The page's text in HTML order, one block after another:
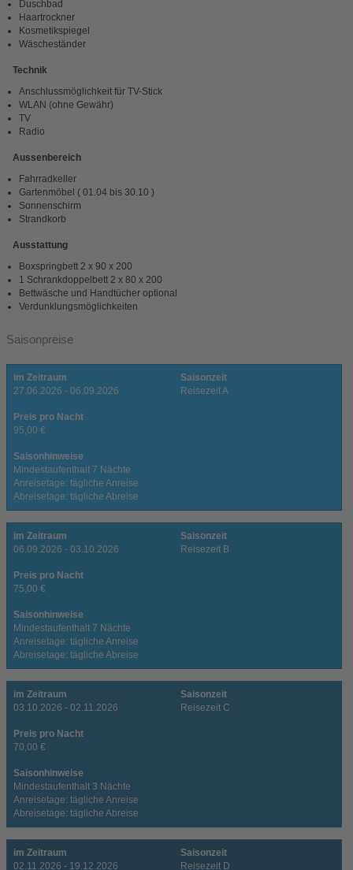
Duschbad
Haartrockner
Kosmetikspiegel
Wäscheständer
Technik
Anschlussmöglichkeit für TV-Stick
WLAN (ohne Gewähr)
TV
Radio
Aussenbereich
Fahrradkeller
Gartenmöbel ( 01.04 bis 30.10 )
Sonnenschirm
Strandkorb
Ausstattung
Boxspringbett 2 x 90 x 200
1 Schrankdoppelbett 2 x 80 x 200
Bettwäsche und Handtücher optional
Verdunklungsmöglichkeiten
Saisonpreise
im Zeitraum
27.06.2026 - 06.09.2026
Saisonzeit
Reisezeit A
Preis pro Nacht
95,00 €
Saisonhinweise
Mindestaufenthalt 7 Nächte
Anreisetage: tägliche Anreise
Abreisetage: tägliche Abreise
im Zeitraum
06.09.2026 - 03.10.2026
Saisonzeit
Reisezeit B
Preis pro Nacht
75,00 €
Saisonhinweise
Mindestaufenthalt 7 Nächte
Anreisetage: tägliche Anreise
Abreisetage: tägliche Abreise
im Zeitraum
03.10.2026 - 02.11.2026
Saisonzeit
Reisezeit C
Preis pro Nacht
70,00 €
Saisonhinweise
Mindestaufenthalt 3 Nächte
Anreisetage: tägliche Anreise
Abreisetage: tägliche Abreise
im Zeitraum
02.11.2026 - 19.12.2026
Saisonzeit
Reisezeit D